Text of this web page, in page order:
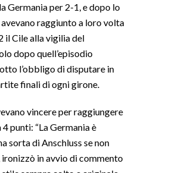
Germania per 2-1, e dopo lo
raggiunto a loro volta
il Cile alla vigilia del
dopo quell’episodio
l’obbligo di disputare in
finali di ogni girone.
vincere per raggiungere
punti: “La Germania è
sorta di Anschluss se non
ironizzò in avvio di commento